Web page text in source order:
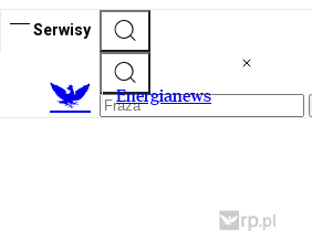
Serwisy
Energianews